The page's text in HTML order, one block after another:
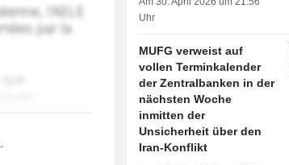
Uhr
MUFG verweist auf
vollen Terminkalender
der Zentralbanken in der
nächsten Woche
inmitten der
Unsicherheit über den
Iran-Konflikt